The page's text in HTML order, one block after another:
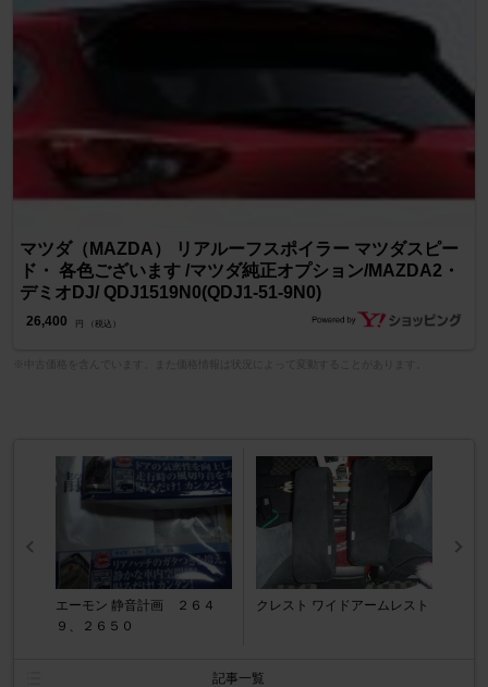
マツダ（MAZDA） リアルーフスポイラー マツダスピー
ド・ 各色ございます /マツダ純正オプション/MAZDA2・
デミオDJ/ QDJ1519N0(QDJ1-51-9N0)
26,400 円 （税込）
エーモン 静音計画 ２６４
９、２６５０
クレスト ワイドアームレスト
記事一覧